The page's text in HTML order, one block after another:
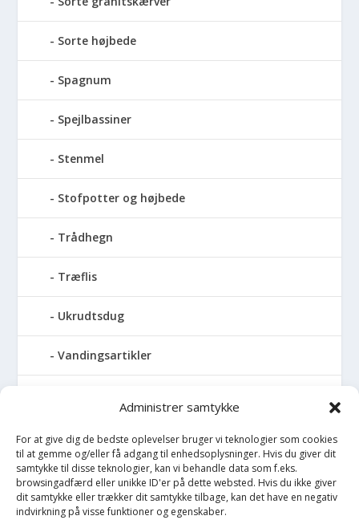
Administrer samtykke
For at give dig de bedste oplevelser bruger vi teknologier som cookies
til at gemme og/eller få adgang til enhedsoplysninger. Hvis du giver dit
samtykke til disse teknologier, kan vi behandle data som f.eks.
browsingadfærd eller unikke ID'er på dette websted. Hvis du ikke giver
dit samtykke eller trækker dit samtykke tilbage, kan det have en negativ
indvirkning på visse funktioner og egenskaber.
Sorte højbede
Spagnum
Spejlbassiner
Stenmel
Stofpotter og højbede
Trådhegn
Træflis
Ukrudtsdug
Vandingsartikler
Vildthegn
vækstdug
Maling